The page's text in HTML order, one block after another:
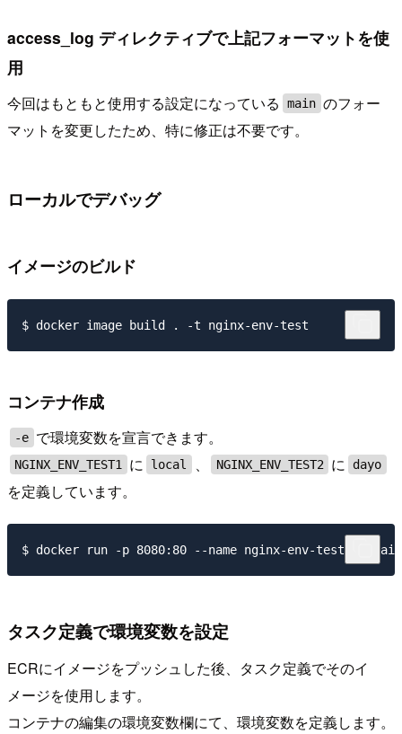
access_log ディレクティブで上記フォーマットを使
用
今回はもともと使用する設定になっている main のフォー
マットを変更したため、特に修正は不要です。
ローカルでデバッグ
イメージのビルド
コンテナ作成
-e で環境変数を宣言できます。
NGINX_ENV_TEST1 に local 、 NGINX_ENV_TEST2 に dayo
を定義しています。
タスク定義で環境変数を設定
ECRにイメージをプッシュした後、タスク定義でそのイ
メージを使用します。
コンテナの編集の環境変数欄にて、環境変数を定義します。